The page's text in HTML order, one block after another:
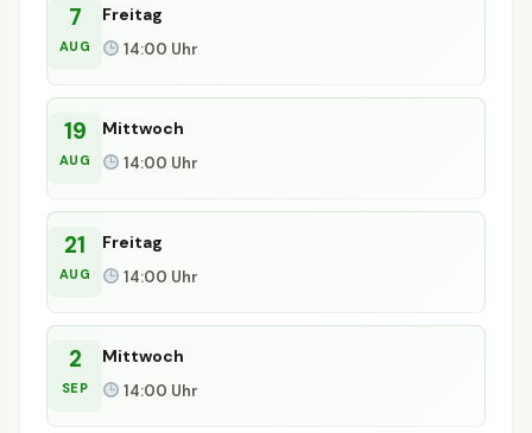
7
AUG
Freitag
14:00 Uhr
19
AUG
Mittwoch
14:00 Uhr
21
AUG
Freitag
14:00 Uhr
2
SEP
Mittwoch
14:00 Uhr